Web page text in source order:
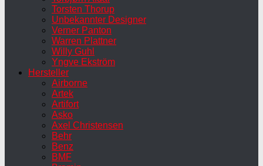
Torsten Thorup
Unbekannter Designer
Verner Panton
Warren Plattner
Willy Guhl
Yngve Ekström
Hersteller
Airborne
Artek
Artifort
Asko
Axel Christensen
Behr
Benz
BMF